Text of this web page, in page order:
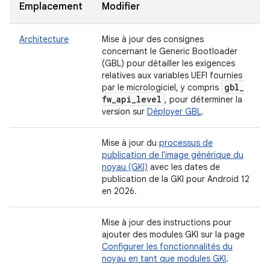
Emplacement Modifier
Architecture
Mise à jour des consignes
concernant le Generic Bootloader
(GBL) pour détailler les exigences
relatives aux variables UEFI fournies
par le micrologiciel, y compris gbl_
fw_api_level , pour déterminer la
version sur Déployer GBL.
Mise à jour du processus de
publication de l'image générique du
noyau (GKI) avec les dates de
publication de la GKI pour Android 12
en 2026.
Mise à jour des instructions pour
ajouter des modules GKI sur la page
Configurer les fonctionnalités du
noyau en tant que modules GKI.